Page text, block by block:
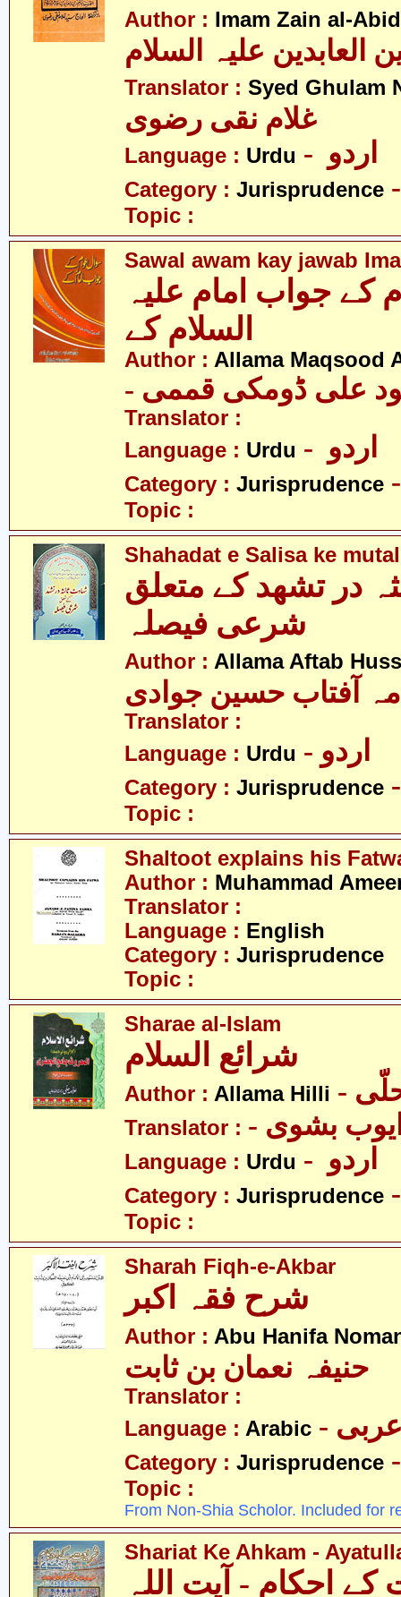
Author : Imam Zain al-
Translator : Syed Ghulam
غلام نقی رضوی
Language : Urdu
Category : Jurisprudence
Topic :
Sawal awam kay jawab
کے جواب امام علیہ
Author : Allama Maqsood
علی ڈومکی قممی
Translator :
Language : Urdu
Category : Jurisprudence
Topic :
Shahadat e Salisa ke
در تشھد کے متعلق
شرعی فیصلہ
Author : Allama Aftab
آفتاب حسین جوادی
Translator :
Language : Urdu - اردو
Category : Jurisprudence
Topic :
Shaltoot explains his
Author : Muhammad
Translator :
Language : English
Category : Jurisprudence
Topic :
Sharae al-Islam
Author : Allama Hilli
Translator :
Language : Urdu
Category : Jurisprudence
Topic :
Sharah Fiqh-e-Akbar
Author : Abu Hanifa
حنیفہ نعمان بن ثابت
Translator :
Language : Arabic عربی
Category : Jurisprudence
Topic :
From Non-Shia Scholor. Included for
Shariat Ke Ahkam -
احکام - آیت اللہ